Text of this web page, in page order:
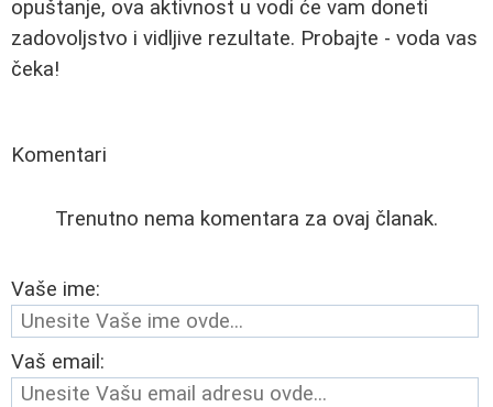
opuštanje, ova aktivnost u vodi će vam doneti
zadovoljstvo i vidljive rezultate. Probajte - voda vas
čeka!
Komentari
Trenutno nema komentara za ovaj članak.
Vaše ime:
Vaš email: